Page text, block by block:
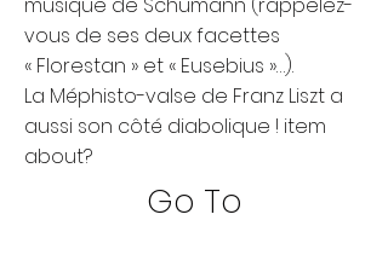
musique de Schumann (rappelez-
vous de ses deux facettes
« Florestan » et « Eusebius »…).
La Méphisto-valse de Franz Liszt a
aussi son côté diabolique ! item
about?
Go To